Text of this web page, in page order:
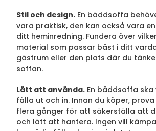
Stil och design. En bäddsoffa
vara praktisk, den kan också vara
ditt heminredning. Fundera över
material som passar bäst i ditt
gästrum eller den plats där du
soffan.
Lätt att använda. En bäddsoffa
fälla ut och in. Innan du köper,
flera gånger för att säkerställa att
och lätt att hantera. Ingen vill